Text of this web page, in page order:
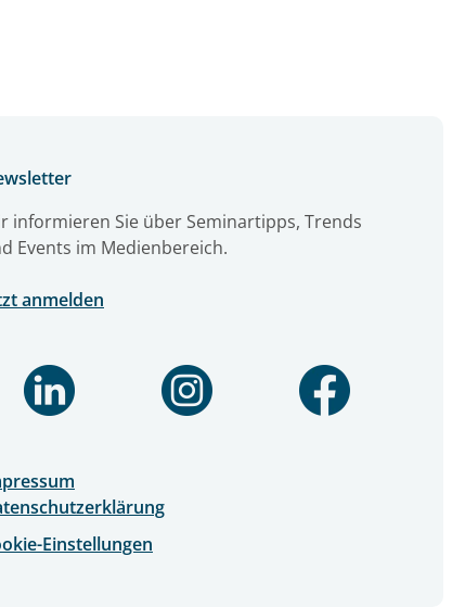
informieren Sie über Seminartipps, Trends
Events im Medienbereich.
anmelden
Einstellungen